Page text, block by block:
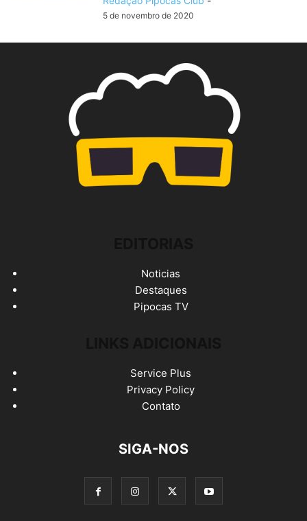
5 de novembro de 2020
Noticias
Destaques
Pipocas TV
Service Plus
Privacy Policy
Contato
SIGA-NOS